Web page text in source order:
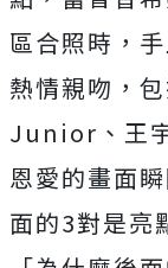
區合照時，
熱情親吻，
Junior、王
恩愛的畫面
面的3對是亮